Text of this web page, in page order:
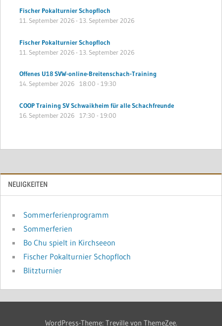
Fischer Pokalturnier Schopfloch
11. September 2026- 13. September 2026
Fischer Pokalturnier Schopfloch
11. September 2026- 13. September 2026
Offenes U18 SVW-online-Breitenschach-Training
14. September 2026 18:00 - 19:30
COOP Training SV Schwaikheim für alle Schachfreunde
16. September 2026 17:30 - 19:00
NEUIGKEITEN
Sommerferienprogramm
Sommerferien
Bo Chu spielt in Kirchseeon
Fischer Pokalturnier Schopfloch
Blitzturnier
WordPress-Theme: Treville von ThemeZee.